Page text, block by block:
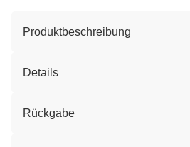
Produktbeschreibung
Details
Rückgabe